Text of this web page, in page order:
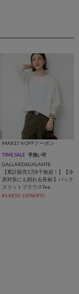
MAX15％OFFクーポン
TIME SALE 手洗い可
GALLARDAGALANTE
【累計販売1万8千枚超！】【冷
房対策にも頼れる長袖 】バック
スリットブラウスTee
¥14,850 (10%OFF)